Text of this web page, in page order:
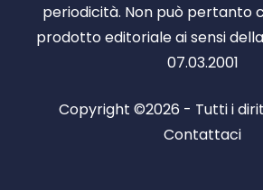
periodicità. Non può pertanto
prodotto editoriale ai sensi
07.03.2001
Copyright ©2026 - Tutti i
Contattaci